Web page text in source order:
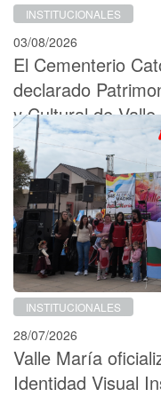
INSTITUCIONALES
03/08/2026
El Cementerio
declarado
y Cultural de
INSTITUCIONALES
28/07/2026
Valle María
Identidad Visual